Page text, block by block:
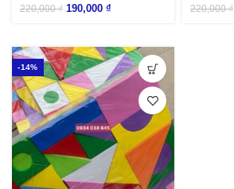
220,000₫ 190,000 ₫ 220,000₫
-14%